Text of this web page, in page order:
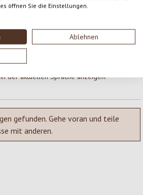
öffnen Sie die Einstellungen.
Ablehnen
der aktuellen Sprache anzeigen.
gefunden. Gehe voran und teile
mit anderen.